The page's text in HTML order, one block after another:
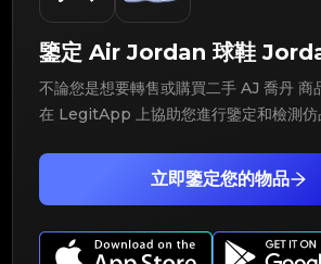
立即鑒定您的物品
不論您是想要轉售或購買二手 AJ 喬丹 商
在 LegitApp 上協助您進行鑒定和檢測仿
鑒定 Air Jordan 球鞋